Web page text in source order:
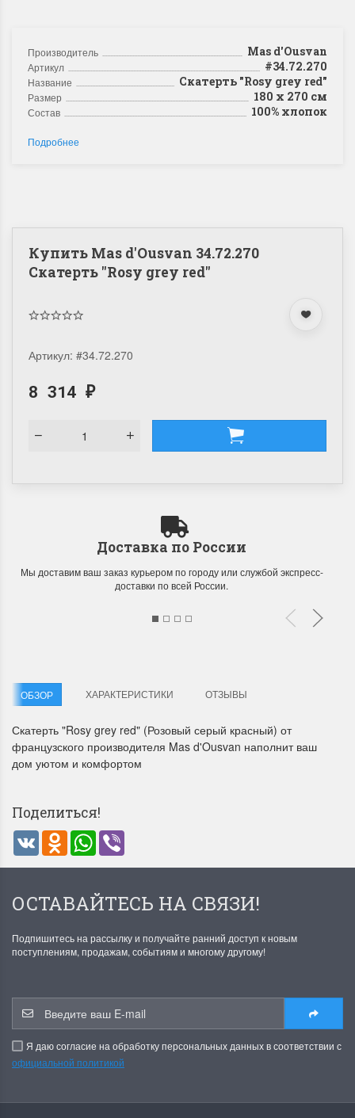
Летние Скидки
честь первого летнего дня
Чудетство...
Анастасия Туманова
Раритеты Дим.
Dimensions
Спешите купить...
Анастасия Туманова
Производитель Mas d'Ousvan
Артикул #34.72.270
Название Скатерть "Rosy grey red"
Размер 180 х 270 см
Состав 100% хлопок
Подробнее
Купить Mas d'Ousvan 34.72.270
Скатерть "Rosy grey red"
Артикул: #34.72.270
8 314 ₽
Доставка по России
Мы доставим ваш заказ курьером по городу или службой экспресс-
доставки по всей России.
ОБЗОР ХАРАКТЕРИСТИКИ ОТЗЫВЫ
Скатерть "Rosy grey red" (Розовый серый красный) от
французского производителя Mas d'Ousvan наполнит ваш
дом уютом и комфортом
Поделиться!
VK Odnoklassniki
WhatsApp
ОСТАВАЙТЕСЬ НА СВЯЗИ!
Подпишитесь на рассылку и получайте ранний доступ к новым
поступлениям, продажам, событиям и многому другому!
Я даю согласие на обработку персональных данных в соответствии с
официальной политикой